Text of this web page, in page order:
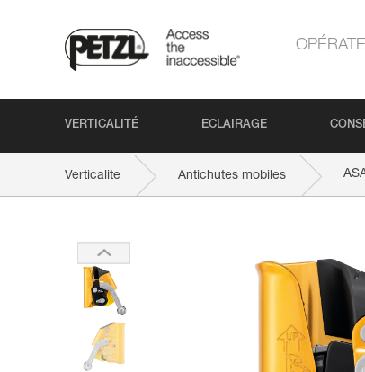
VERTICALITÉ ECLAIRAGE
Verticalite Antichutes mobiles